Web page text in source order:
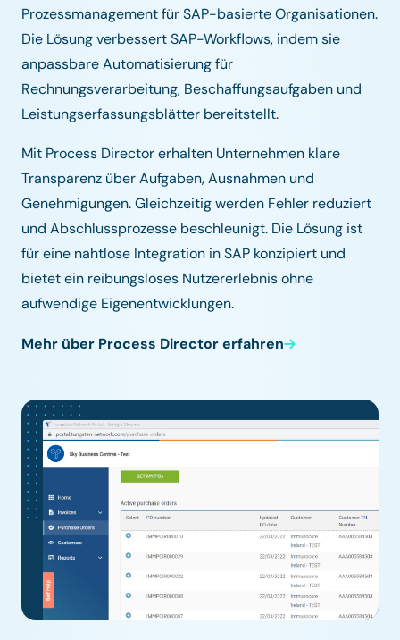
Prozessmanagement für SAP-basierte Organisationen.
Die Lösung verbessert SAP-Workflows, indem sie
anpassbare Automatisierung für
Rechnungsverarbeitung, Beschaffungsaufgaben und
Leistungserfassungsblätter bereitstellt.
Mit Process Director erhalten Unternehmen klare
Transparenz über Aufgaben, Ausnahmen und
Genehmigungen. Gleichzeitig werden Fehler reduziert
und Abschlussprozesse beschleunigt. Die Lösung ist
für eine nahtlose Integration in SAP konzipiert und
bietet ein reibungsloses Nutzererlebnis ohne
aufwendige Eigenentwicklungen.
Mehr über Process Director erfahren